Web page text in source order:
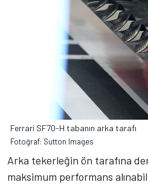
Ferrari SF70-H tabanın arka tarafı
Fotoğraf: Sutton Images
Arka tekerleğin ön tarafına
maksimum performans